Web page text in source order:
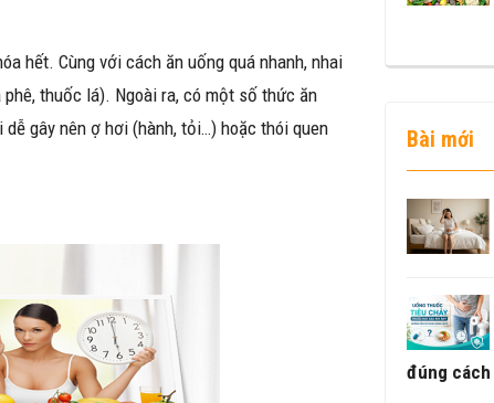
hết. Cùng với cách ăn uống quá nhanh, nhai
thuốc lá). Ngoài ra, có một số thức ăn
gây nên ợ hơi (hành, tỏi…) hoặc thói quen
Bài mới
đúng cách